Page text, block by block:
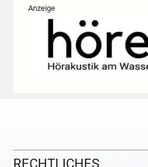
Anzeige
RECHTLICHES